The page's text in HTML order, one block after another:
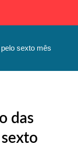
sexto mês
das